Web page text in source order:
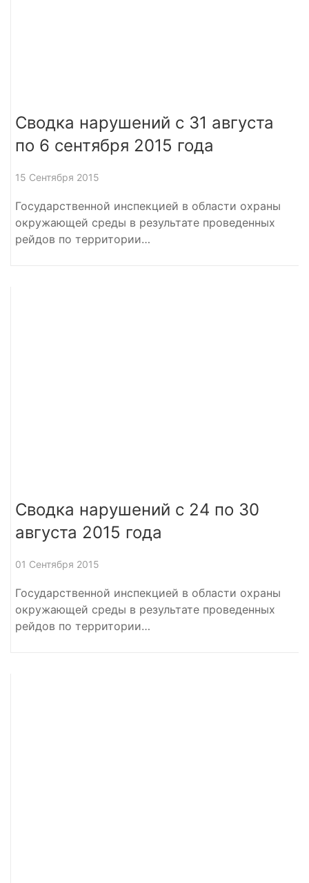
Сводка нарушений с 31 августа
по 6 сентября 2015 года
15 Сентября 2015
Государственной инспекцией в области охраны
окружающей среды в результате проведенных
рейдов по территории…
Сводка нарушений с 24 по 30
августа 2015 года
01 Сентября 2015
Государственной инспекцией в области охраны
окружающей среды в результате проведенных
рейдов по территории…